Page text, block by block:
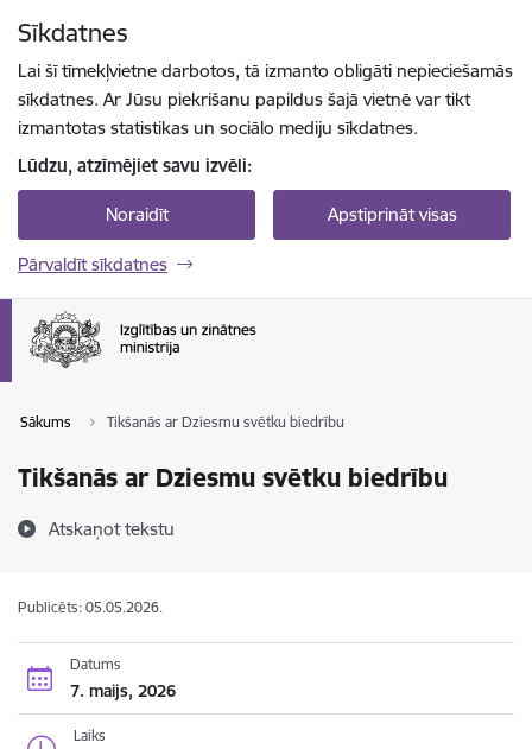
Sīkdatnes
Lai šī tīmekļvietne darbotos, tā izmanto obligāti nepieciešamās
sīkdatnes. Ar Jūsu piekrišanu papildus šajā vietnē var tikt
izmantotas statistikas un sociālo mediju sīkdatnes.
Lūdzu, atzīmējiet savu izvēli:
Noraidīt Apstiprināt visas
Pārvaldīt sīkdatnes
Sākums Tikšanās ar Dziesmu svētku biedrību
Tikšanās ar Dziesmu svētku biedrību
Atskaņot tekstu
Publicēts: 05.05.2026.
Datums
7. maijs, 2026
Laiks